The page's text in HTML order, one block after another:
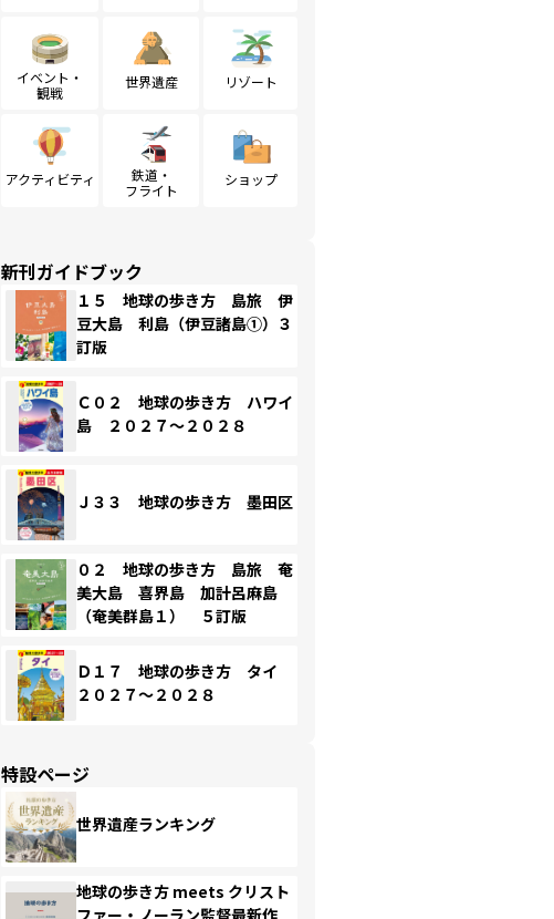
イベント・
観戦
世界遺産 リゾート
アクティビティ
鉄道・
フライト
ショップ
新刊ガイドブック
１５ 地球の歩き方 島旅 伊
豆大島 利島（伊豆諸島①）３
訂版
Ｃ０２ 地球の歩き方 ハワイ
島 ２０２７～２０２８
Ｊ３３ 地球の歩き方 墨田区
０２ 地球の歩き方 島旅 奄
美大島 喜界島 加計呂麻島
（奄美群島１） ５訂版
Ｄ１７ 地球の歩き方 タイ
２０２７～２０２８
特設ページ
世界遺産ランキング
地球の歩き方 meets クリスト
ファー・ノーラン監督最新作